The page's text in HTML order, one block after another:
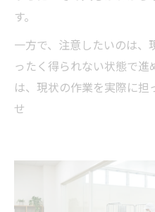
す。
一方で、注意したいのは、
ったく得られない状態で
は、現状の作業を実際に担
せ